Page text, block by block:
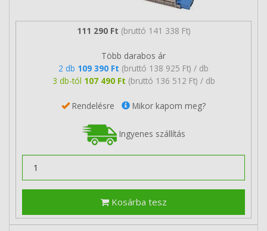
111 290 Ft (bruttó 141 338 Ft)
Több darabos ár
2 db 109 390 Ft (bruttó 138 925 Ft) / db
3 db-tól 107 490 Ft (bruttó 136 512 Ft) / db
Rendelésre Mikor kapom meg?
Ingyenes szállítás
Kosárba tesz